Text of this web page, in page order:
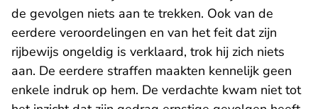
de gevolgen niets aan te trekken. Ook van de
eerdere veroordelingen en van het feit dat zijn
rijbewijs ongeldig is verklaard, trok hij zich niets
aan. De eerdere straffen maakten kennelijk geen
enkele indruk op hem. De verdachte kwam niet tot